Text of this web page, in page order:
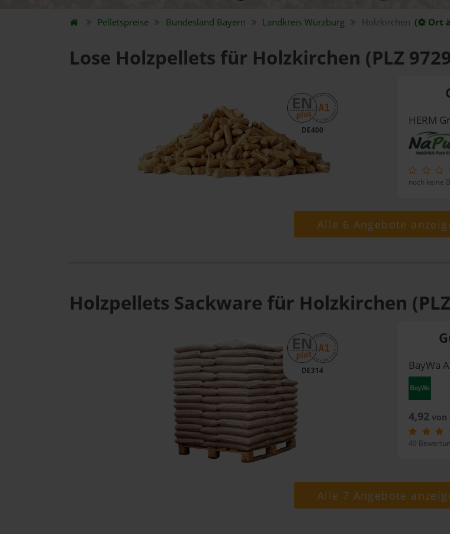
Pelletspreise Bundesland Bayern LandkreisWürzburg Holzkirchen ( Ort
Lose Holzpellets für Holzkirchen (PLZ
DE400
HERM
noch keine
Alle 6 Angebote
Holzpellets Sackware für Holzkirchen
DE314 BayWa
4,92von
49
Alle 7 Angebote